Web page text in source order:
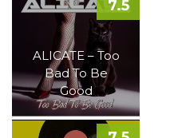
ALICATE – Too
Bad To Be
Good
7.5